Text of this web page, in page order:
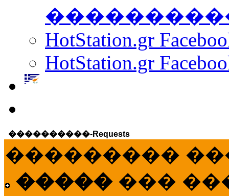
HotStation.gr
HotStation.gr
����������-Requests
���������
����� ���